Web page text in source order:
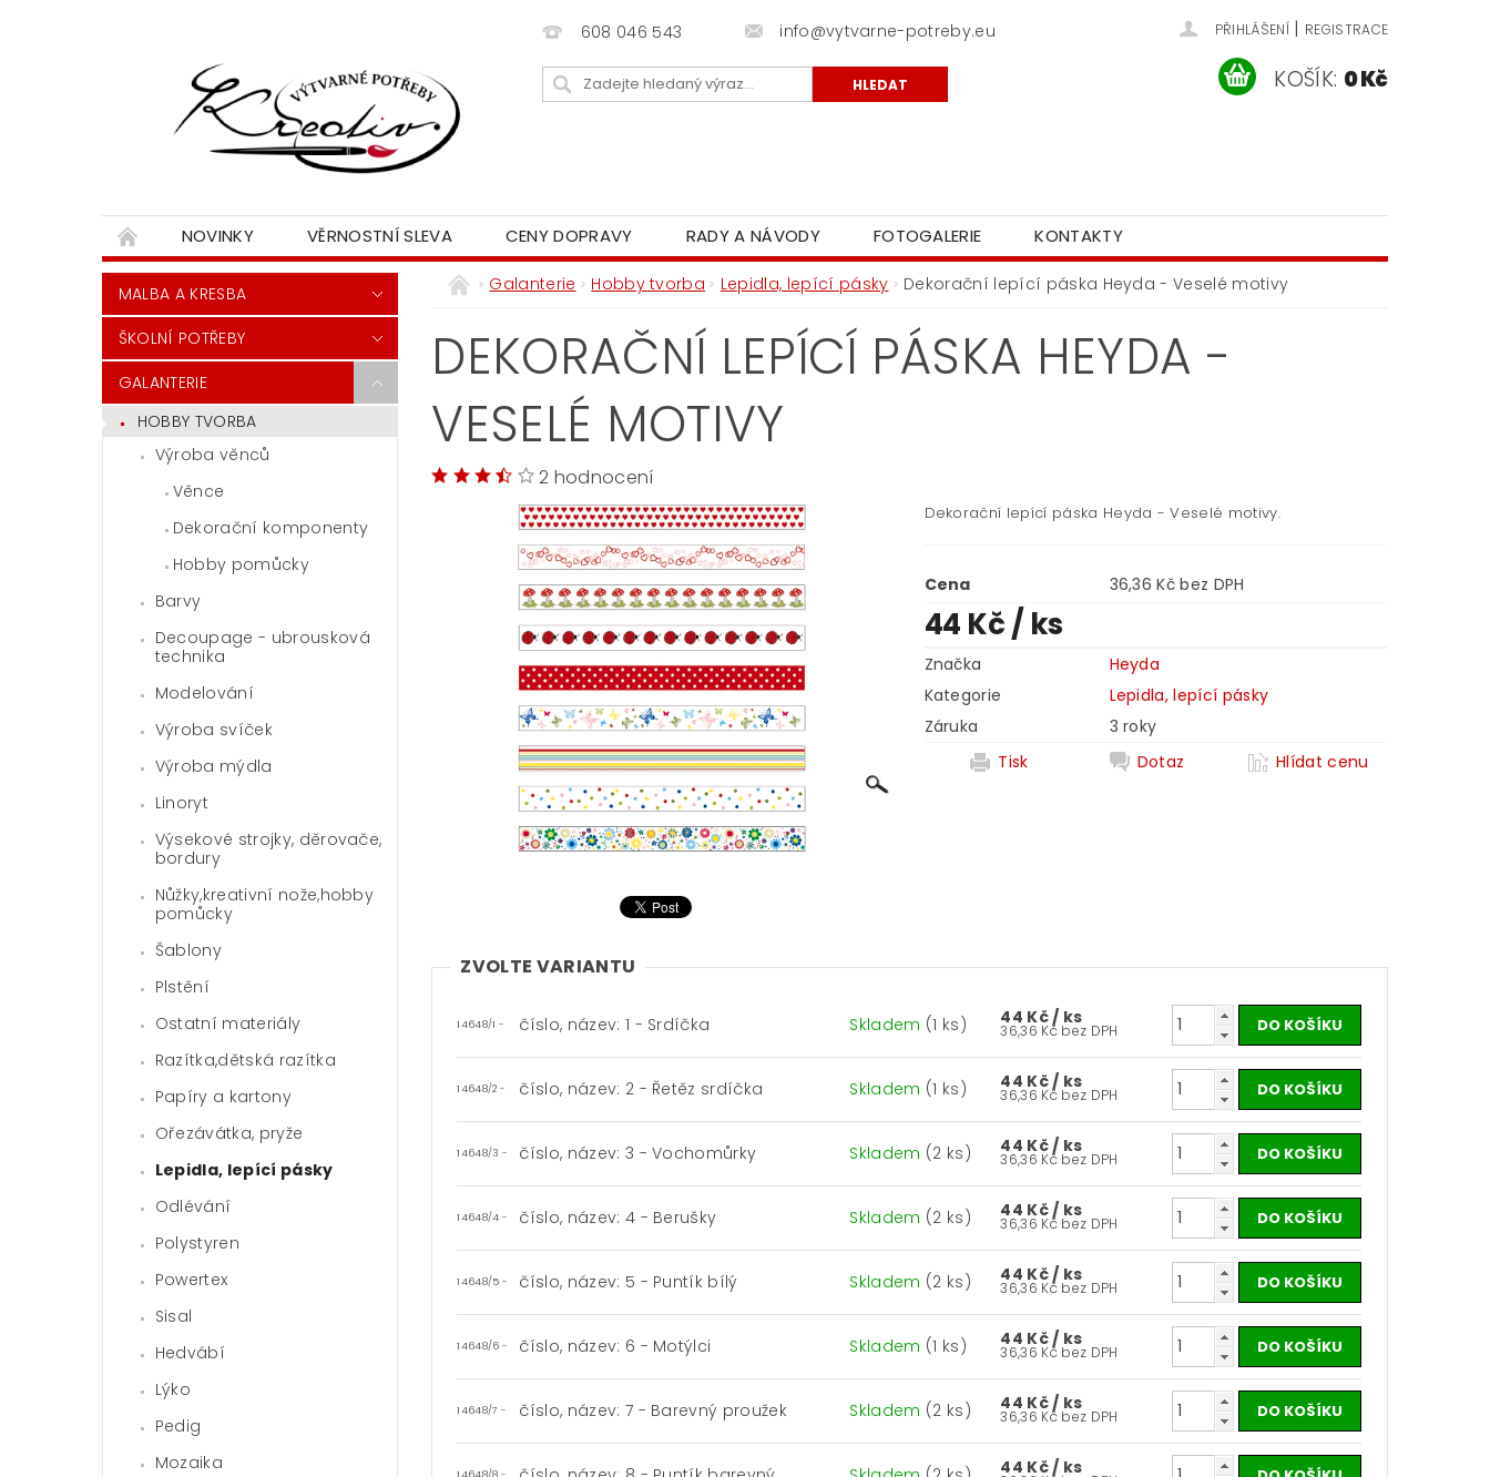
608 046 543 info@vytvarne-potreby.eu PŘIHLÁŠENÍ | REGISTRACE
KOŠÍK: 0 Kč
NOVINKY VĚRNOSTNÍ SLEVA CENY DOPRAVY RADY A NÁVODY FOTOGALERIE KONTAKTY
MALBA A KRESBA
ŠKOLNÍ POTŘEBY
GALANTERIE
HOBBY TVORBA
Výroba věnců
Věnce
Dekorační komponenty
Hobby pomůcky
Barvy
Decoupage - ubrousková
technika
Modelování
Výroba svíček
Výroba mýdla
Linoryt
Výsekové strojky, děrovače,
bordury
Nůžky,kreativní nože,hobby
pomůcky
Šablony
Plstění
Ostatní materiály
Razítka,dětská razítka
Papíry a kartony
Ořezávátka, pryže
Lepidla, lepící pásky
Odlévání
Polystyren
Powertex
Sisal
Hedvábí
Lýko
Pedig
Mozaika
Galanterie Hobby tvorba Lepidla, lepící pásky Dekorační lepící páska Heyda - Veselé motivy
DEKORAČNÍ LEPÍCÍ PÁSKA HEYDA -
VESELÉ MOTIVY
2 hodnocení
Dekorační lepící páska Heyda - Veselé motivy.
Cena 36,36 Kč bez DPH
44 Kč/ ks
Značka
Heyda
Kategorie
Lepidla, lepící pásky
Záruka
3 roky
Tisk
Dotaz Hlídat cenu
ZVOLTE VARIANTU
14648/1 - číslo, název: 1 - Srdíčka Skladem (1 ks) 44 Kč/ ks
36,36 Kč bez DPH
14648/2 - číslo, název: 2 - Řetěz srdíčka Skladem (1 ks) 44 Kč/ ks
36,36 Kč bez DPH
14648/3 - číslo, název: 3 - Vochomůrky Skladem (2 ks) 44 Kč/ ks
36,36 Kč bez DPH
14648/4 - číslo, název: 4 - Berušky Skladem (2 ks) 44 Kč/ ks
36,36 Kč bez DPH
14648/5 - číslo, název: 5 - Puntík bílý Skladem (2 ks) 44 Kč/ ks
36,36 Kč bez DPH
14648/6 - číslo, název: 6 - Motýlci Skladem (1 ks) 44 Kč/ ks
36,36 Kč bez DPH
14648/7 - číslo, název: 7 - Barevný proužek Skladem (2 ks) 44 Kč/ ks
36,36 Kč bez DPH
44 Kč/ ks